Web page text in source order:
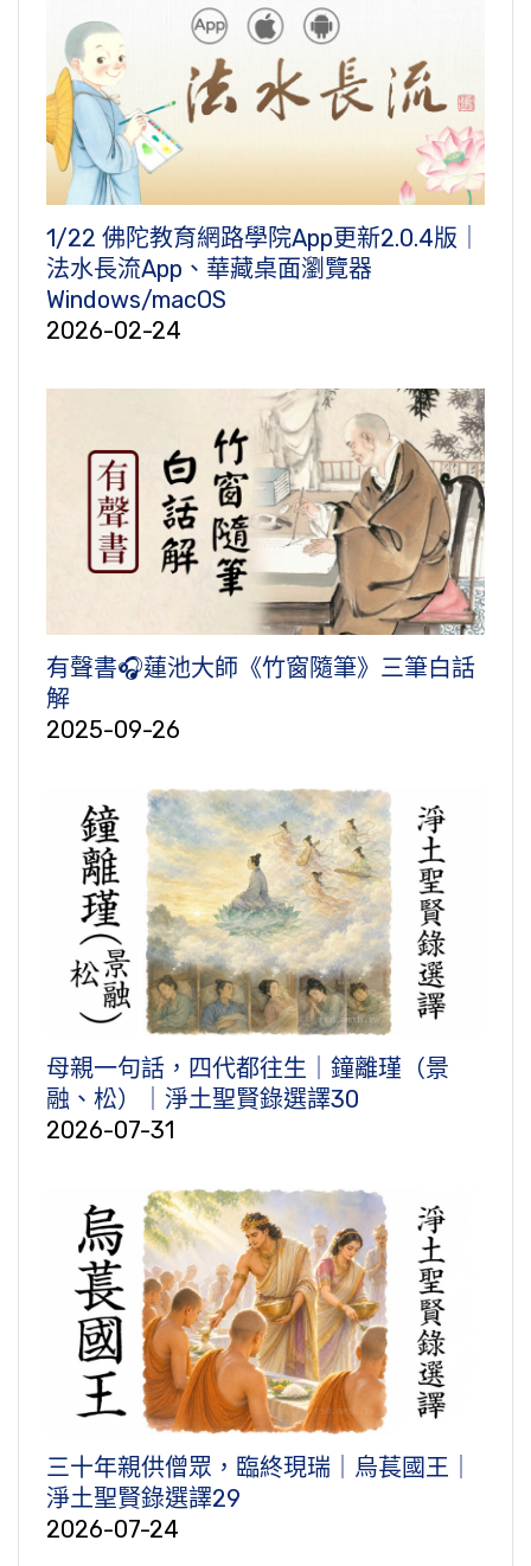
1/22 佛陀教育網路學院App更新2.0.4版｜
法水長流App、華藏桌面瀏覽器
Windows/macOS
2026-02-24
有聲書🎧蓮池大師《竹窗隨筆》三筆白話
解
2025-09-26
母親一句話，四代都往生｜鐘離瑾（景
融、松）｜淨土聖賢錄選譯30
2026-07-31
三十年親供僧眾，臨終現瑞｜烏萇國王｜
淨土聖賢錄選譯29
2026-07-24